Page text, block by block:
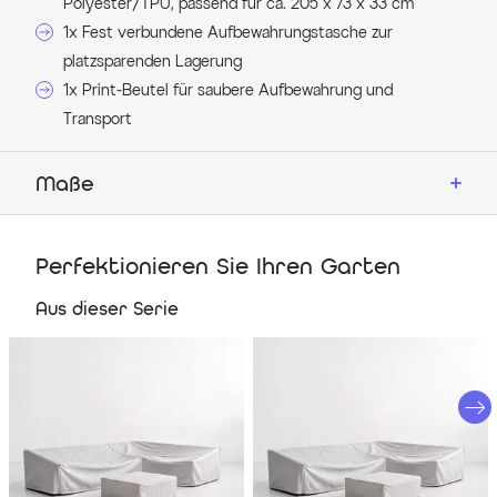
1x Fest verbundene Aufbewahrungstasche zur
platzsparenden Lagerung
1x Print-Beutel für saubere Aufbewahrung und
Transport
Maße
Abdeckhaube passend für Lunare Sonnenliege
Material: ca. 80 % Polyester, ca. 20 % TPU
Doppelte Nähte für erhöhte Strapazierfähigkeit
Mit umlaufendem Kordelzug und Toggles
Perfektionieren Sie Ihren Garten
Aus dieser Serie